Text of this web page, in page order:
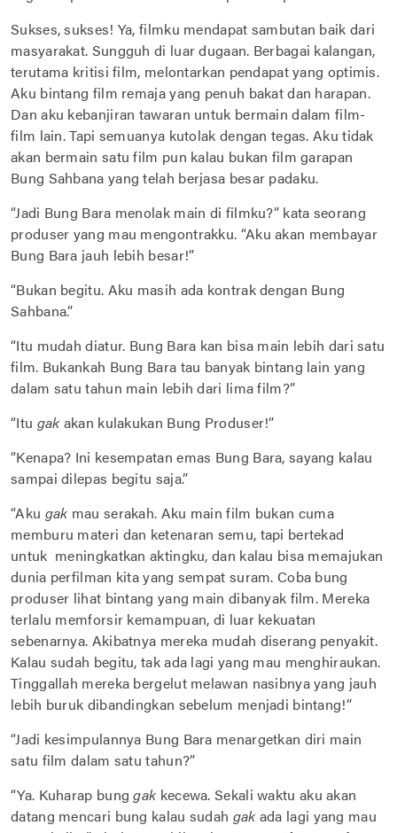
Sukses, sukses! Ya, filmku mendapat sambutan baik dari
masyarakat. Sungguh di luar dugaan. Berbagai kalangan,
terutama kritisi film, melontarkan pendapat yang optimis.
Aku bintang film remaja yang penuh bakat dan harapan.
Dan aku kebanjiran tawaran untuk bermain dalam film-
film lain. Tapi semuanya kutolak dengan tegas. Aku tidak
akan bermain satu film pun kalau bukan film garapan
Bung Sahbana yang telah berjasa besar padaku.
“Jadi Bung Bara menolak main di filmku?” kata seorang
produser yang mau mengontrakku. “Aku akan membayar
Bung Bara jauh lebih besar!”
“Bukan begitu. Aku masih ada kontrak dengan Bung
Sahbana.”
“Itu mudah diatur. Bung Bara kan bisa main lebih dari satu
film. Bukankah Bung Bara tau banyak bintang lain yang
dalam satu tahun main lebih dari lima film?”
“Itu gak akan kulakukan Bung Produser!”
“Kenapa? Ini kesempatan emas Bung Bara, sayang kalau
sampai dilepas begitu saja.”
“Aku gak mau serakah. Aku main film bukan cuma
memburu materi dan ketenaran semu, tapi bertekad
untuk meningkatkan aktingku, dan kalau bisa memajukan
dunia perfilman kita yang sempat suram. Coba bung
produser lihat bintang yang main dibanyak film. Mereka
terlalu memforsir kemampuan, di luar kekuatan
sebenarnya. Akibatnya mereka mudah diserang penyakit.
Kalau sudah begitu, tak ada lagi yang mau menghiraukan.
Tinggallah mereka bergelut melawan nasibnya yang jauh
lebih buruk dibandingkan sebelum menjadi bintang!”
“Jadi kesimpulannya Bung Bara menargetkan diri main
satu film dalam satu tahun?”
“Ya. Kuharap bunggak kecewa. Sekali waktu aku akan
datang mencari bung kalau sudah gak ada lagi yang mau